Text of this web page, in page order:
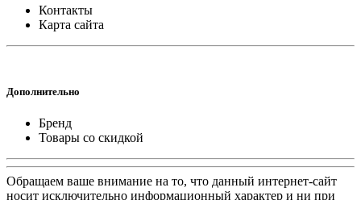
Контакты
Карта сайта
Дополнительно
Бренд
Товары со скидкой
Обращаем ваше внимание на то, что данный интернет-сайт
носит исключительно информационный характер и ни при